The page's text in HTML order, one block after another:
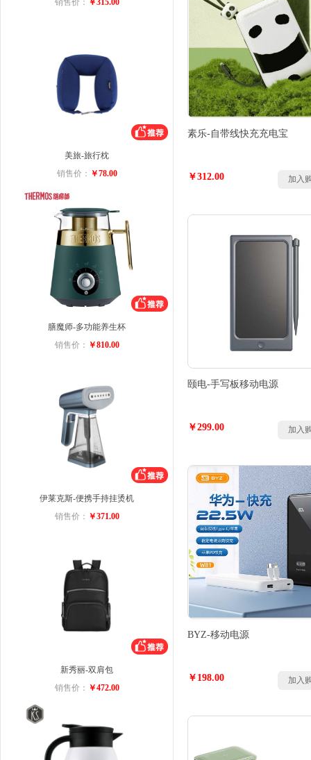
销售价： ￥315.00
美旅-旅行枕
销售价： ￥78.00
膳魔师-多功能养生杯
销售价： ￥810.00
伊莱克斯-便携手持挂烫机
销售价： ￥371.00
新秀丽-双肩包
销售价： ￥472.00
素乐-自带线快充充电宝
￥312.00 加入
颐电-手写板移动电源
￥299.00 加入
BYZ-移动电源
￥198.00 加入